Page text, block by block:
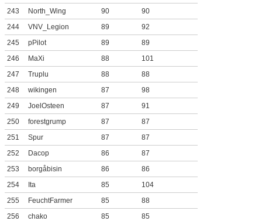
243
North_Wing 90
90
244
VNV_Legion 89
92
245
pPilot 89
89
246
MaXi 88
101
247
Truplu 88
88
248
wikingen 87
98
249
JoelOsteen 87
91
250
forestgrump 87
87
251
Spur 87
87
252
Dacop 86
87
253
borgåbisin 86
86
254
Ita 85
104
255
FeuchtFarmer 85
88
256
chako 85
85